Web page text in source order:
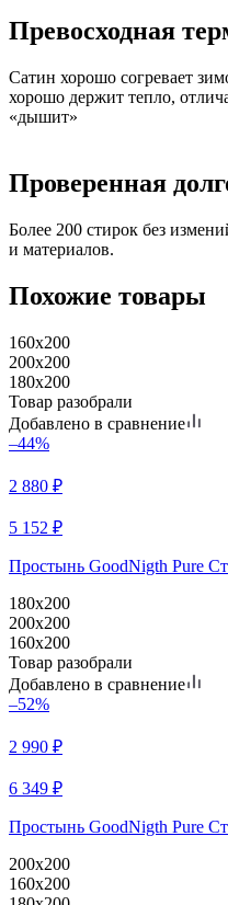
Превосходная
Сатин хорошо согревает
хорошо держит тепло,
«дышит»
Проверенная
Более 200 стирок без
и материалов.
Похожие товары
160x200
200x200
180x200
Товар разобрали
Добавлено в сравнение
–44%
2 880 ₽
5 152 ₽
Простынь GoodNigth Pure
180x200
200x200
160x200
Товар разобрали
Добавлено в сравнение
–52%
2 990 ₽
6 349 ₽
Простынь GoodNigth Pure
200x200
160x200